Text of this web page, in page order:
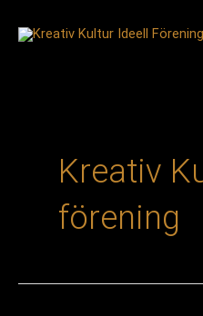
innehåll
Kreativ
förening